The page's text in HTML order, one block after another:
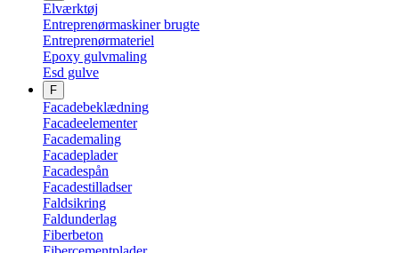
Elværktøj
Entreprenørmaskiner brugte
Entreprenørmateriel
Epoxy gulvmaling
Esd gulve
F
Facadebeklædning
Facadeelementer
Facademaling
Facadeplader
Facadespån
Facadestilladser
Faldsikring
Faldunderlag
Fiberbeton